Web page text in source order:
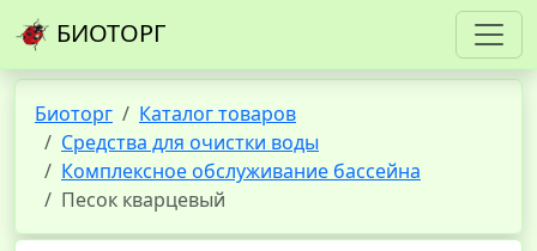
БИОТОРГ
Биоторг
Каталог товаров
Средства для очистки воды
Комплексное обслуживание бассейна
Песок кварцевый